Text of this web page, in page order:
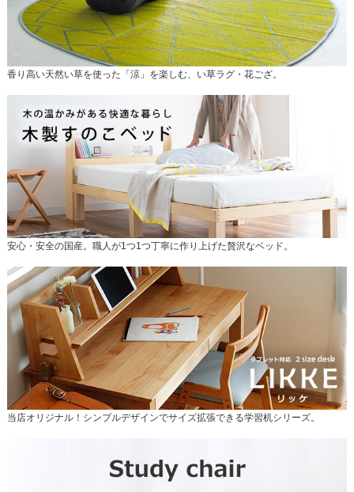
香り高い天然い草を使った「涼」を楽しむ、い草ラグ・花ござ。
安心・安全の国産。職人が1つ1つ丁寧に作り上げた贅沢なベッド。
当店オリジナル！シンプルデザインでサイズ拡張できる学習机シリーズ。